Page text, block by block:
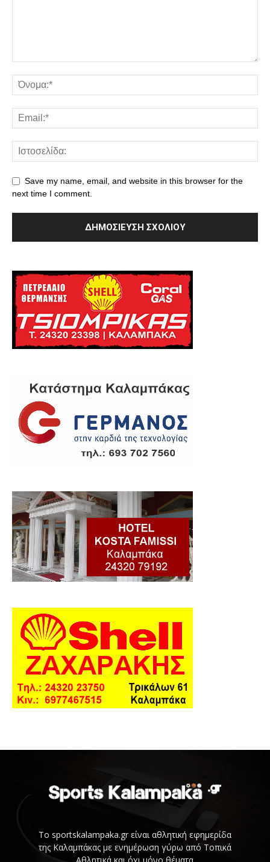
Save my name, email, and website in this browser for the
next time I comment.
Το sportskalampaka.gr είναι αθλητική εφημερίδα
της Καλαμπάκας με ενημέρωση γύρω από Τοπικά